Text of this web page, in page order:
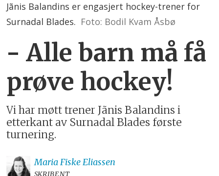
Jãnis Balandins er engasjert hockey-trener for
Surnadal Blades. Foto: Bodil Kvam Åsbø
- Alle barn må få
prøve hockey!
Vi har møtt trener Jãnis Balandins i
etterkant av Surnadal Blades første
turnering.
MariaFiske Eliassen